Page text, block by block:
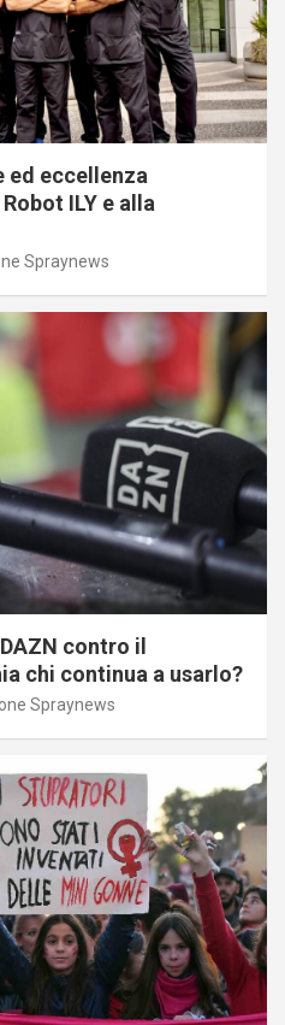
ed eccellenza
ILY e alla
Spraynews
contro il
chi continua a usarlo?
Spraynews